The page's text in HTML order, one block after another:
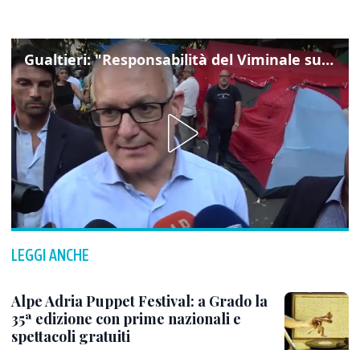
Gualtieri: "Responsabilità del Viminale su Spin Time? La posizione dei partiti è nota"
LEGGI ANCHE
Alpe Adria Puppet Festival: a Grado la
35ª edizione con prime nazionali e
spettacoli gratuiti